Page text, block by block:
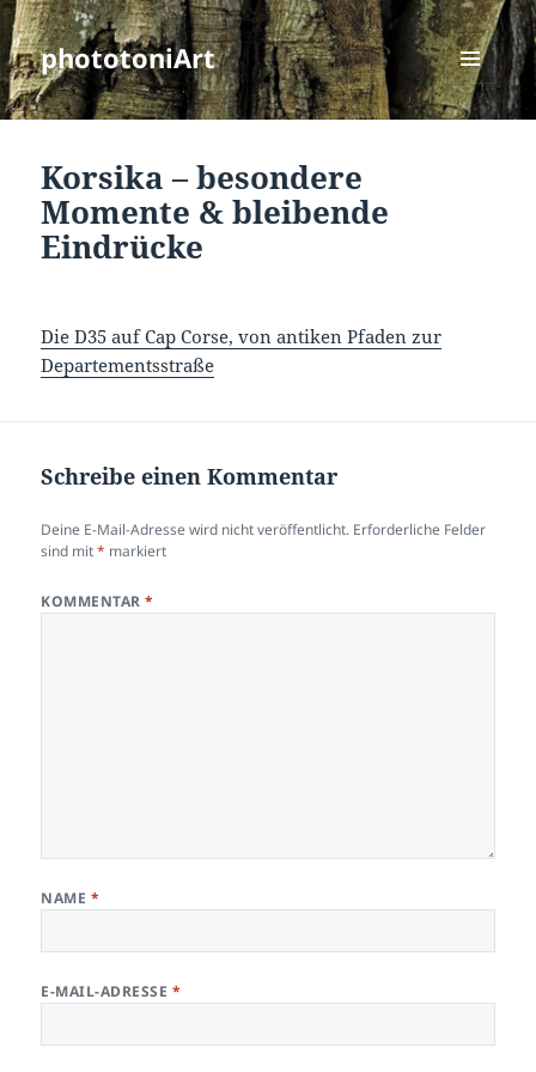
phototoniArt
MENÜ
UND
Korsika – besondere
Momente & bleibende
Eindrücke
Die D35 auf Cap Corse, von antiken Pfaden zur
Departementsstraße
Schreibe einen Kommentar
Deine E-Mail-Adresse wird nicht veröffentlicht. Erforderliche Felder
sind mit* markiert
KOMMENTAR*
NAME *
E-MAIL-ADRESSE *